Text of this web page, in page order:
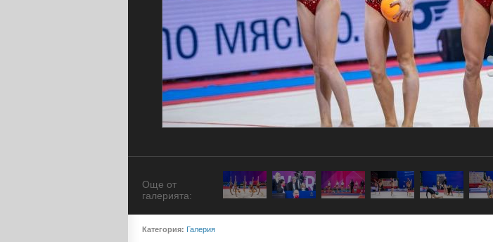
Още от
галерията:
Категория: Галерия